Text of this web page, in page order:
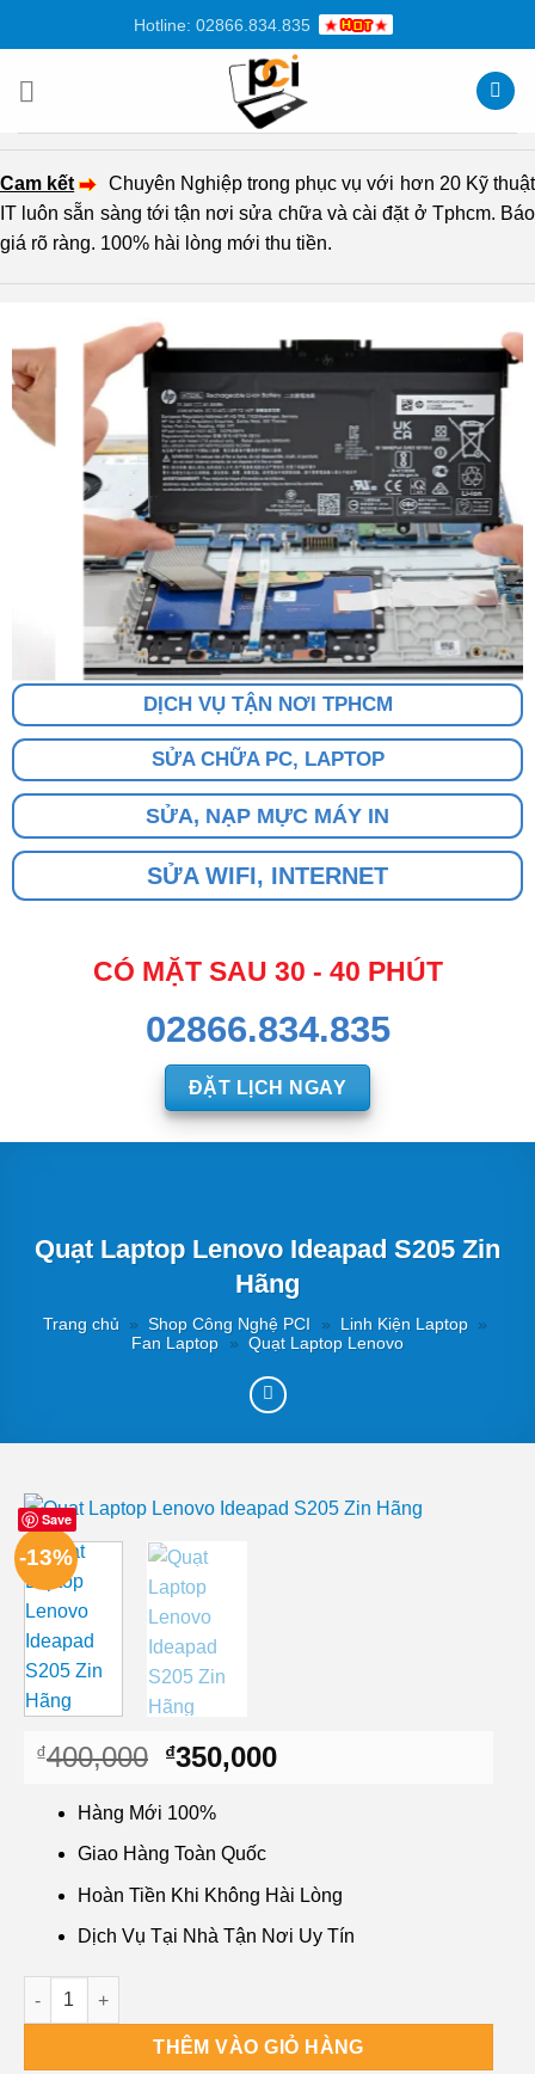
dung
Hotline: 02866.834.835
Cam kết
Chuyên Nghiệp trong phục vụ với hơn 20 Kỹ thuật
IT luôn sẵn sàng tới tận nơi sửa chữa và cài đặt ở Tphcm. Báo
giá rõ ràng. 100% hài lòng mới thu tiền.
DỊCH VỤ TẬN NƠI TPHCM
SỬA CHỮA PC, LAPTOP
SỬA, NẠP MỰC MÁY IN
SỬA WIFI, INTERNET
CÓ MẶT SAU 30 - 40 PHÚT
02866.834.835
ĐẶT LỊCH NGAY
Quạt Laptop Lenovo Ideapad S205 Zin
Hãng
Trang chủ » Shop Công Nghệ PCI » Linh Kiện Laptop »
Fan Laptop
» Quạt Laptop Lenovo
Save
-13%
₫400,000 Giá
là:
₫400,000.
₫350,000Giá
Hàng Mới 100%
Giao Hàng Toàn Quốc
Hoàn Tiền Khi Không Hài Lòng
Dịch Vụ Tại Nhà Tận Nơi Uy Tín
Quạt Laptop Lenovo Ideapad S205 Zin Hãng số lượng
THÊM VÀO GIỎ HÀNG